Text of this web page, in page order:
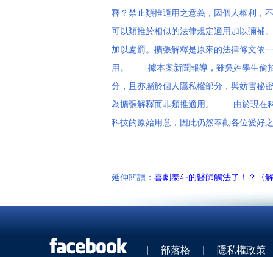
釋？禁止類推適用之意義，因個人權利，
可以類推於相似的法律規定適用加以彌
加以處罰。擴張解釋是原來的法律條文依
用。 據本案新聞報導，雖吳姓學生偷拍
分，且亦屬於個人隱私權部分，與妨害秘
為擴張解釋而非類推適用。 由於現在科
科技的原始用意，因此仍然奉勸各位愛好
延伸閱讀： 喜劇泰斗的醫師觸法了！？〈
| 部落格 | 隱私權政策